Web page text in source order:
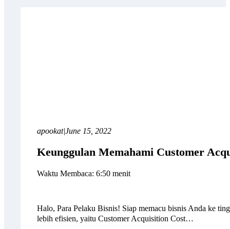
apookat|June 15, 2022
Keunggulan Memahami Customer
Waktu Membaca: 6:50 menit
Halo, Para Pelaku Bisnis! Siap memacu bisnis Anda ke
lebih efisien, yaitu Customer Acquisition Cost…